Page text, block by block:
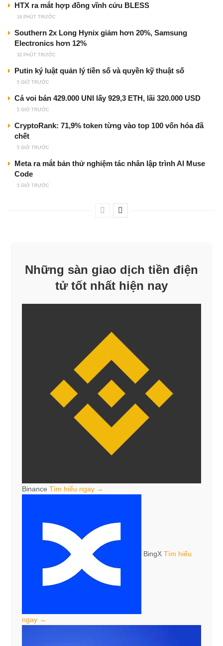
HTX ra mắt hợp đồng vĩnh cửu BLESS
19 PHÚT TRƯỚC
Southern 2x Long Hynix giảm hơn 20%, Samsung
Electronics hơn 12%
32 PHÚT TRƯỚC
Putin ký luật quản lý tiền số và quyền kỹ thuật số
5 GIỜ TRƯỚC
Cá voi bán 429.000 UNI lấy 929,3 ETH, lãi 320.000 USD
5 GIỜ TRƯỚC
CryptoRank: 71,9% token từng vào top 100 vốn hóa đã
chết
5 GIỜ TRƯỚC
Meta ra mắt bản thử nghiệm tác nhân lập trình AI Muse
Code
5 GIỜ TRƯỚC
Những sàn giao dịch tiền điện
tử tốt nhất hiện nay
Binance Tìm hiểu ngay →
BingX Tìm hiểu
ngay →